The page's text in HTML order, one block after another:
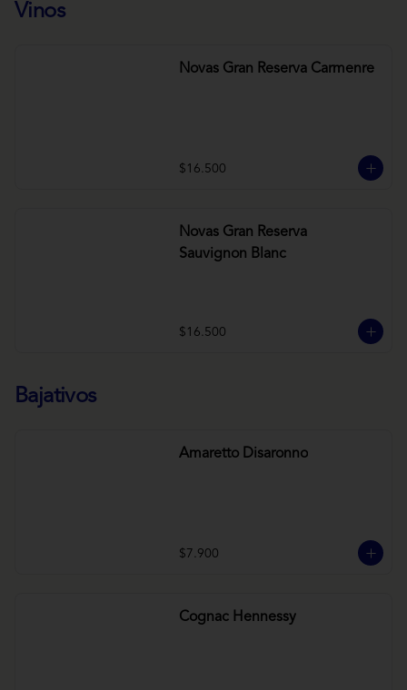
Vinos
Novas Gran Reserva Carmenre
$16.500
Novas Gran Reserva
Sauvignon Blanc
$16.500
Bajativos
Amaretto Disaronno
$7.900
Cognac Hennessy